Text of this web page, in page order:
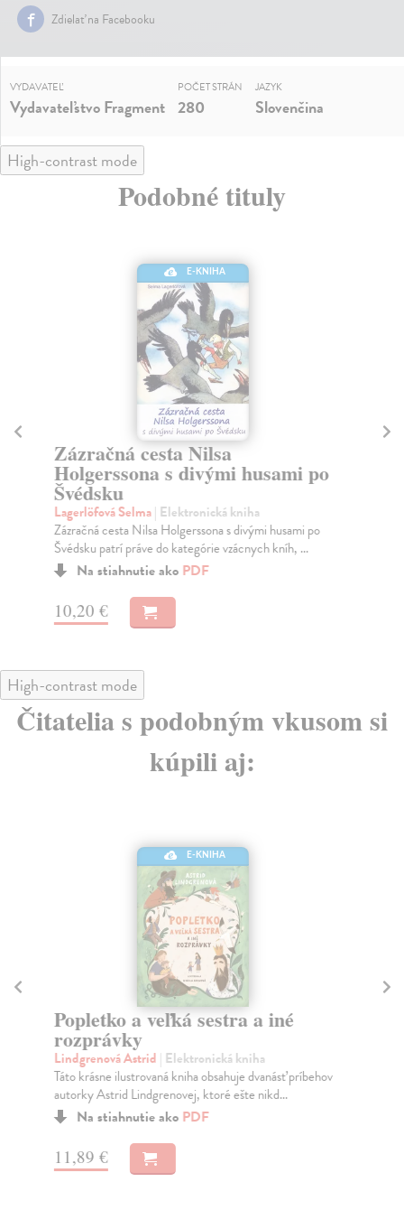
Zdielať na Facebooku
VYDAVATEĽ
Vydavateľstvo Fragment
POČET STRÁN
280
JAZYK
Slovenčina
High-contrast mode
Podobné tituly
E-KNIHA
Zázračná cesta Nilsa
Holgerssona s divými husami po
Švédsku
Lagerlöfová Selma| Elektronická kniha
Zázračná cesta Nilsa Holgerssona s divými husami po
Švédsku patrí práve do kategórie vzácnych kníh, ...
Na stiahnutie ako PDF
10,20 €
High-contrast mode
Čitatelia s podobným vkusom si
kúpili aj:
E-KNIHA
Popletko a veľká sestra a iné
rozprávky
Lindgrenová Astrid | Elektronická kniha
Táto krásne ilustrovaná kniha obsahuje dvanásť príbehov
autorky Astrid Lindgrenovej, ktoré ešte nikd...
Na stiahnutie ako PDF
11,89 €